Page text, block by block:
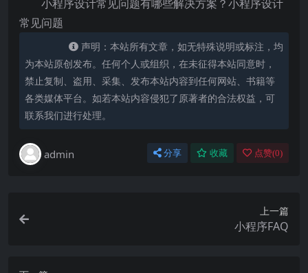
小程序设计常见问题有哪些解决方案？小程序设计
常见问题
声明：本站所有文章，如无特殊说明或标注，均
为本站原创发布。任何个人或组织，在未征得本站同意时，
禁止复制、盗用、采集、发布本站内容到任何网站、书籍等
各类媒体平台。如若本站内容侵犯了原著者的合法权益，可
联系我们进行处理。
admin 分享 收藏 点赞(0)
上一篇
小程序FAQ